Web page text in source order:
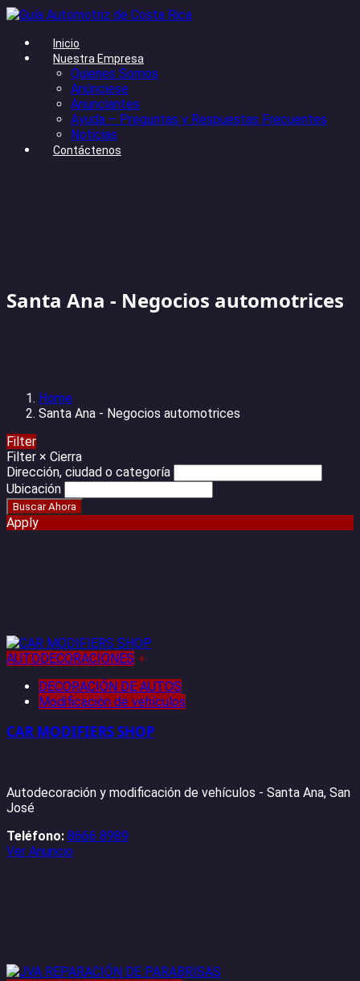
Inicio
Nuestra Empresa
Quienes Somos
Anúnciese
Anunciantes
Ayuda – Preguntas y Respuestas Frecuentes
Noticias
Contáctenos
Santa Ana - Negocios automotrices
Home
Santa Ana - Negocios automotrices
Filter
Filter × Cierra
Dirección, ciudad o categoría
Ubicación
Apply
AUTODECORACIONES +
DECORACIÓN DE AUTOS
Modificación de vehículos
CAR MODIFIERS SHOP
Autodecoración y modificación de vehículos - Santa Ana, San
José
Teléfono: 8666 8989
Ver Anuncio